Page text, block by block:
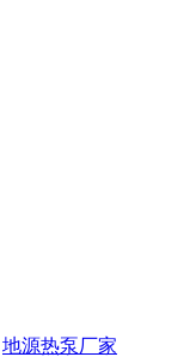
地源热泵厂家